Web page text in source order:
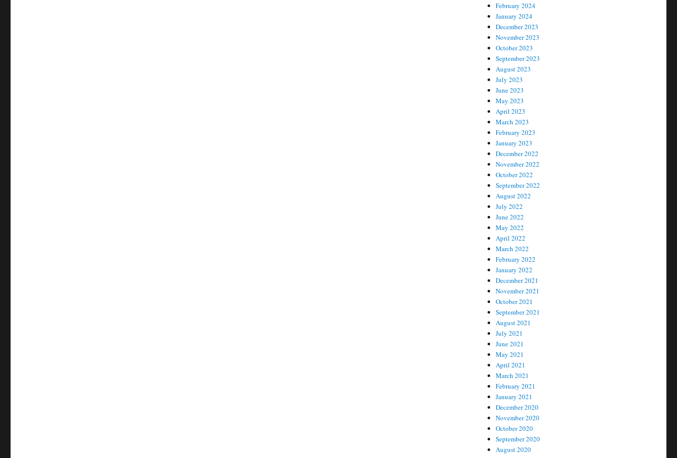
February 2024
January 2024
December 2023
November 2023
October 2023
September 2023
August 2023
July 2023
June 2023
May 2023
April 2023
March 2023
February 2023
January 2023
December 2022
November 2022
October 2022
September 2022
August 2022
July 2022
June 2022
May 2022
April 2022
March 2022
February 2022
January 2022
December 2021
November 2021
October 2021
September 2021
August 2021
July 2021
June 2021
May 2021
April 2021
March 2021
February 2021
January 2021
December 2020
November 2020
October 2020
September 2020
August 2020